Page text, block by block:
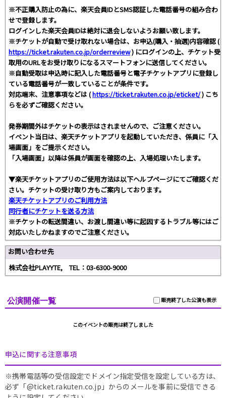
※不正購入防止の為に、楽天会員IDとSMS認証した電話番号の組み合わ
せで登録します。
ログインした楽天会員IDは絶対に退会しないようお願い致します。
※チケットが自動で受け取れない場合は、お申込(購入・抽選)内容確認 (
https://ticket.rakuten.co.jp/orderreview) にログインの上、チケット受
取用のURLをお受け取りになるスマートフォンに送信してください。
※自動受取は申込時に記入した電話番号と電子チケットアプリに登録し
ている電話番号が一致していることが条件です。
対応端末、注意事項などは (https://ticket.rakuten.co.jp/eticket/) こち
らを必ずご確認ください。
発券期間外はチケットの表示はされませんので、ご注意ください。
イベント当日は、楽天チケットアプリを起動していただき、係員に「入
場画面」をご提示ください。
「入場画面」以降は係員が画面を確認の上、入場処理いたします。
▼楽天チケットアプリのご使用方法は以下ヘルプページにてご確認くだ
さい。チケットの受け取り方もご案内しております。
楽天チケットアプリのご利用方法
同行者にチケットを送る方法
※チケットの転送間違い、お渡し間違い等に起因するトラブル等にはご
対応いたしかねますのでご注意ください。
お問い合わせ先
株式会社PLAYYTE, TEL：03-6300-9000
販売終了した公演も表示
公演開催一覧
このイベントの販売は終了しました
申込に関する注意事項
※携帯電話等の受信設定でドメイン指定受信を設定している方は、
必ず「@ticket.rakuten.co.jp」からのメールを事前に受信できる